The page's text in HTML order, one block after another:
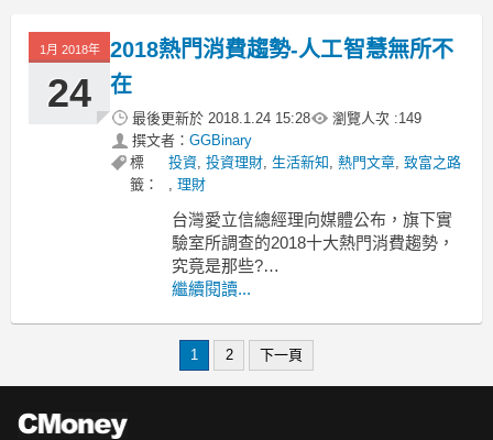
球經濟論壇》受訪中表示，亞馬遜在"搜
1月 2018年
24
2018熱門消費趨勢-人工智慧無所不
在
最後更新於 2018.1.24 15:28 瀏覽人次 :149
撰文者： GGBinary
標
籤：
投資, 投資理財, 生活新知 , 熱門文章, 致富之路
, 理財
台灣愛立信總經理向媒體公布，旗下實
驗室所調查的2018十大熱門消費趨勢，
究竟是那些?
圖片擷取自網路。
這份報告是根據愛立信消費者行為研究
室，在超過22個國家進行的研究，以及
對全球10個重要城市中進行線上調查的
繼續閱讀...
1 2 下一頁